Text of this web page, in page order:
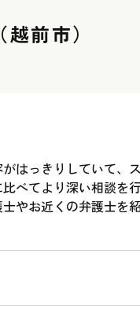
前市）
はっきりしていて、
べてより深い相談を
やお近くの弁護士を